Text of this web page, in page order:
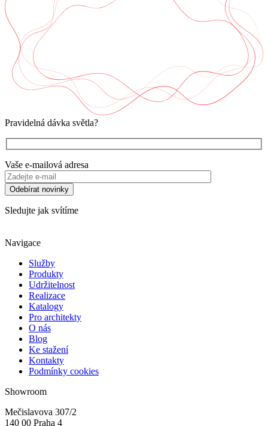
Pravidelná dávka světla?
Vaše e-mailová adresa
Sledujte jak svítíme
Navigace
Služby
Produkty
Udržitelnost
Realizace
Katalogy
Pro architekty
O nás
Blog
Ke stažení
Kontakty
Podmínky cookies
Showroom
Mečislavova 307/2
140 00 Praha 4